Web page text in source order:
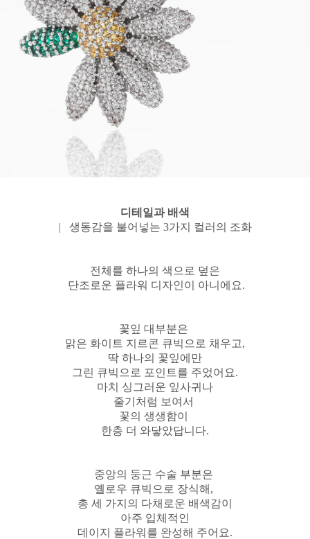
디테일과 배색
| 생동감을 불어넣는 3가지 컬러의 조화
전체를 하나의 색으로 덮은
단조로운 플라워 디자인이 아니에요.
꽃잎 대부분은
맑은 화이트 지르콘 큐빅으로 채우고,
딱 하나의 꽃잎에만
그린 큐빅으로 포인트를 주었어요.
마치 싱그러운 잎사귀나
줄기처럼 보여서
꽃의 생생함이
한층 더 와닿았답니다.
중앙의 둥근 수술 부분은
옐로우 큐빅으로 장식해,
총 세 가지의 다채로운 배색감이
아주 입체적인
데이지 플라워를 완성해 주어요.